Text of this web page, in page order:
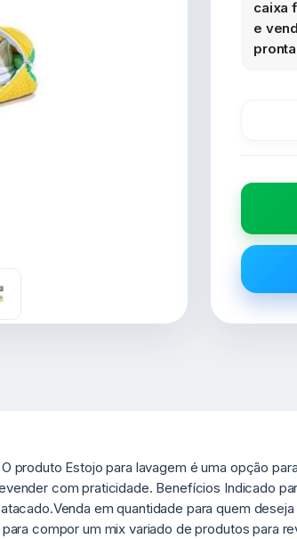
caixa
e
produto Estojo para lavagem é uma opção
com praticidade. Benefícios Indicado
em quantidade para quem
compor um mix variado de produtos para